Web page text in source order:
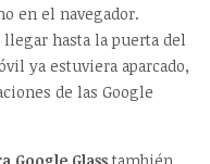
en el navegador.
hasta la puerta del
ya estuviera aparcado,
de las Google